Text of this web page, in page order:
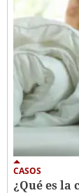
CASOS
¿Qué es la